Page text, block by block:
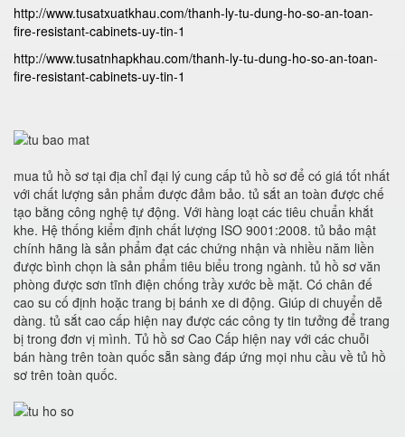
http://www.tusatxuatkhau.com/thanh-ly-tu-dung-ho-so-an-toan-
fire-resistant-cabinets-uy-tin-1
http://www.tusatnhapkhau.com/thanh-ly-tu-dung-ho-so-an-toan-
fire-resistant-cabinets-uy-tin-1
mua tủ hồ sơ tại địa chỉ đại lý cung cấp tủ hồ sơ để có giá tốt nhất
với chất lượng sản phẩm được đảm bảo. tủ sắt an toàn được chế
tạo bằng công nghệ tự động. Với hàng loạt các tiêu chuẩn khắt
khe. Hệ thống kiểm định chất lượng ISO 9001:2008. tủ bảo mật
chính hãng là sản phẩm đạt các chứng nhận và nhiều năm liền
được bình chọn là sản phẩm tiêu biểu trong ngành. tủ hồ sơ văn
phòng được sơn tĩnh điện chống trầy xước bề mặt. Có chân đế
cao su cố định hoặc trang bị bánh xe di động. Giúp di chuyển dễ
dàng. tủ sắt cao cấp hiện nay được các công ty tin tưởng để trang
bị trong đơn vị mình. Tủ hồ sơ Cao Cấp hiện nay với các chuỗi
bán hàng trên toàn quốc sẵn sàng đáp ứng mọi nhu cầu về tủ hồ
sơ trên toàn quốc.